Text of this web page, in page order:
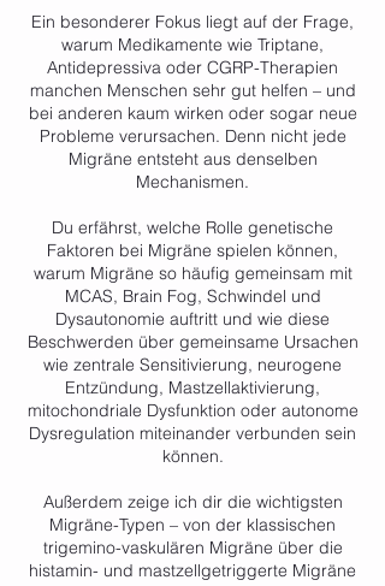
Ein besonderer Fokus liegt auf der Frage,
warum Medikamente wie Triptane,
Antidepressiva oder CGRP-Therapien
manchen Menschen sehr gut helfen – und
bei anderen kaum wirken oder sogar neue
Probleme verursachen. Denn nicht jede
Migräne entsteht aus denselben
Mechanismen.
Du erfährst, welche Rolle genetische
Faktoren bei Migräne spielen können,
warum Migräne so häufig gemeinsam mit
MCAS, Brain Fog, Schwindel und
Dysautonomie auftritt und wie diese
Beschwerden über gemeinsame Ursachen
wie zentrale Sensitivierung, neurogene
Entzündung, Mastzellaktivierung,
mitochondriale Dysfunktion oder autonome
Dysregulation miteinander verbunden sein
können.
Außerdem zeige ich dir die wichtigsten
Migräne-Typen – von der klassischen
trigemino-vaskulären Migräne über die
histamin- und mastzellgetriggerte Migräne